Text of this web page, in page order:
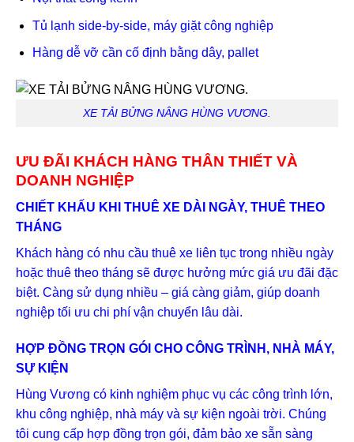
Tủ lạnh side-by-side, máy giặt công nghiệp
Hàng dễ vỡ cần cố định bằng dây, pallet
XE TẢI BỬNG NÂNG HÙNG VƯƠNG.
ƯU ĐÃI KHÁCH HÀNG THÂN THIẾT VÀ
DOANH NGHIỆP
CHIẾT KHẤU KHI THUÊ XE DÀI NGÀY, THUÊ THEO
THÁNG
Khách hàng có nhu cầu thuê xe liên tục trong nhiều ngày
hoặc thuê theo tháng sẽ được hưởng mức giá ưu đãi đặc
biệt. Càng sử dụng nhiều – giá càng giảm, giúp doanh
nghiệp tối ưu chi phí vận chuyển lâu dài.
HỢP ĐỒNG TRỌN GÓI CHO CÔNG TRÌNH, NHÀ MÁY,
SỰ KIỆN
Hùng Vương có kinh nghiệm phục vụ các công trình lớn,
khu công nghiệp, nhà máy và sự kiện ngoài trời. Chúng
tôi cung cấp hợp đồng trọn gói, đảm bảo xe sẵn sàng